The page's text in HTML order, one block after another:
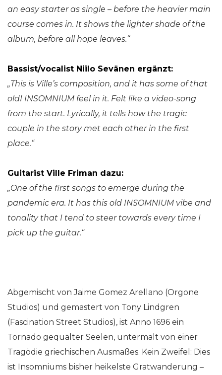
an easy starter as single – before the heavier main
course comes in. It shows the lighter shade of the
album, before all hope leaves.“
Bassist/vocalist Niilo Sevänen ergänzt:
„This is Ville’s composition, and it has some of that
oldI INSOMNIUM feel in it. Felt like a video-song
from the start. Lyrically, it tells how the tragic
couple in the story met each other in the first
place.“
Guitarist Ville Friman dazu:
„One of the first songs to emerge during the
pandemic era. It has this old INSOMNIUM vibe and
tonality that I tend to steer towards every time I
pick up the guitar.“
Abgemischt von Jaime Gomez Arellano (Orgone
Studios) und gemastert von Tony Lindgren
(Fascination Street Studios), ist Anno 1696 ein
Tornado gequälter Seelen, untermalt von einer
Tragödie griechischen Ausmaßes. Kein Zweifel: Dies
ist Insomniums bisher heikelste Gratwanderung –